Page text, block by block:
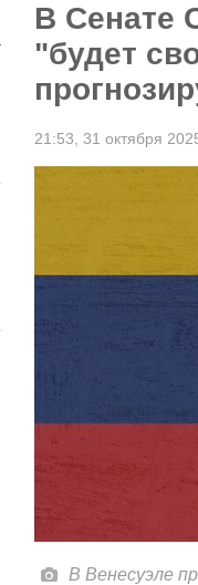
В Сенате
"будет
21:53, 31 октября
В Венесуэле